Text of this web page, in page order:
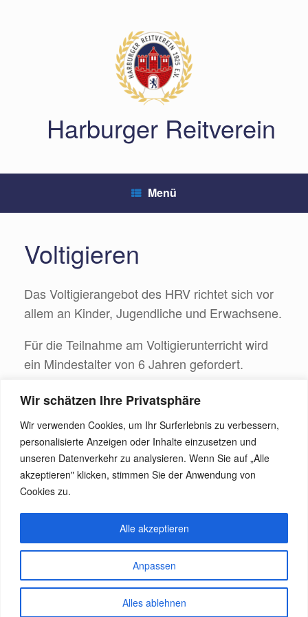
Wir schätzen Ihre Privatsphäre
Wir verwenden Cookies, um Ihr Surferlebnis zu verbessern,
personalisierte Anzeigen oder Inhalte einzusetzen und
unseren Datenverkehr zu analysieren. Wenn Sie auf „Alle
akzeptieren" klicken, stimmen Sie der Anwendung von
Cookies zu.
Anpassen
Alles ablehnen
Alle akzeptieren
Harburger Reitverein
Menü
Voltigieren
Das Voltigierangebot des HRV richtet sich vor
allem an Kinder, Jugendliche und Erwachsene.
Für die Teilnahme am Voltigierunterricht wird
ein Mindestalter von 6 Jahren gefordert.
Bei Interesse senden Sie uns gerne eine Mail
Unsere Leiterin Voltigieren Fiona Junius wird
sich umgehend mit Ihnen in Verbindung
setzen.
Harburger Reitverein © 2026
Ein Theme vonSiteOrigin